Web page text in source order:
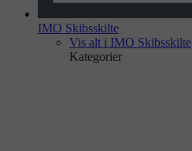
IMO Skibsskilte
Vis alt i IMO Skibsskilte
Kategorier